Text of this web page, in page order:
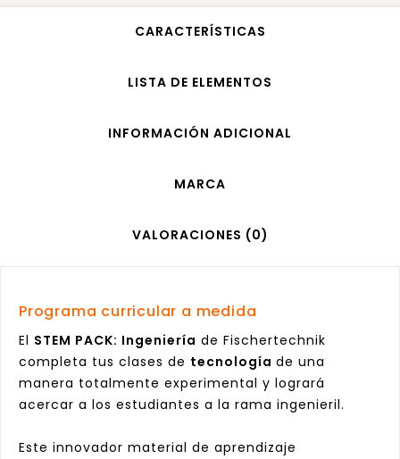
CARACTERÍSTICAS
LISTA DE ELEMENTOS
INFORMACIÓN ADICIONAL
MARCA
VALORACIONES (0)
Programa curricular a medida
El STEM PACK: Ingeniería de Fischertechnik
completa tus clases de tecnología de una
manera totalmente experimental y logrará
acercar a los estudiantes a la rama ingenieril.
Este innovador material de aprendizaje